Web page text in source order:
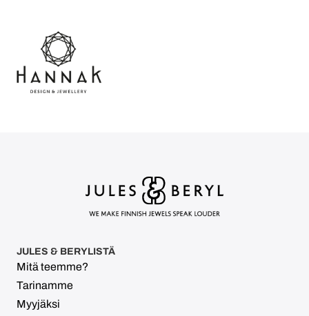
JULES & BERYLISTÄ
Mitä teemme?
Tarinamme
Myyjäksi